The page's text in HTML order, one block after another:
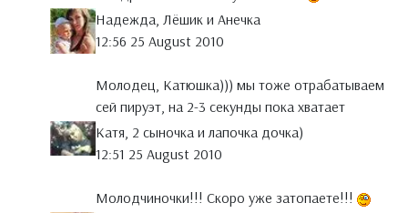
Надежда, Лёшик и Анечка
12:56 25 August 2010
Молодец, Катюшка))) мы тоже отрабатываем
сей пируэт, на 2-3 секунды пока хватает
Катя, 2 сыночка и лапочка дочка)
12:51 25 August 2010
Молодчиночки!!! Скоро уже затопаете!!!